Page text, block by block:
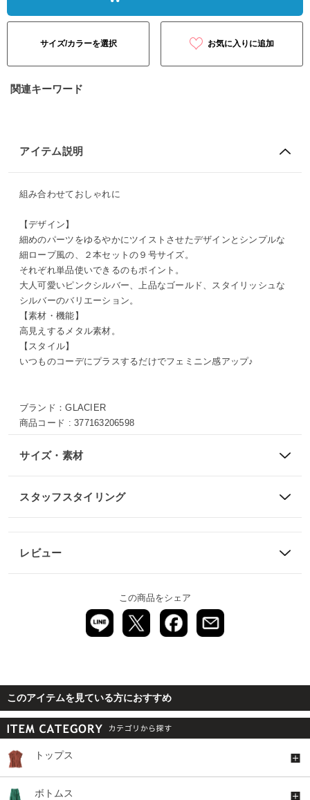
サイズ/カラーを選択 お気に入りに追加
関連キーワード
アイテム説明
組み合わせておしゃれに
【デザイン】
細めのパーツをゆるやかにツイストさせたデザインとシンプルな
細ロープ風の、２本セットの９号サイズ。
それぞれ単品使いできるのもポイント。
大人可愛いピンクシルバー、上品なゴールド、スタイリッシュな
シルバーのバリエーション。
【素材・機能】
高見えするメタル素材。
【スタイル】
いつものコーデにプラスするだけでフェミニン感アップ♪
ブランド：GLACIER
商品コード :377163206598
サイズ・素材
スタッフスタイリング
レビュー
この商品をシェア
このアイテムを見ている方におすすめ
トップス
ボトムス